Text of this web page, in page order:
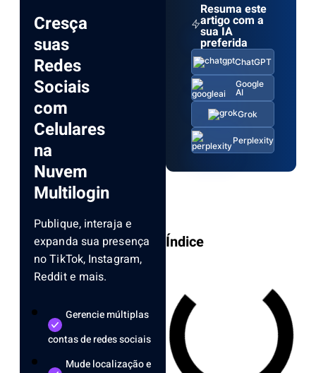
Cresça
suas
Redes
Sociais
com
Celulares
na
Nuvem
Multilogin
Publique, interaja e
expanda sua presença
no TikTok, Instagram,
Reddit e mais.
Gerencie múltiplas
contas de redes sociais
Mude localização e
Resuma este
artigo com a
sua IA
preferida
ChatGPT
Google
AI
Grok
Perplexity
Índice